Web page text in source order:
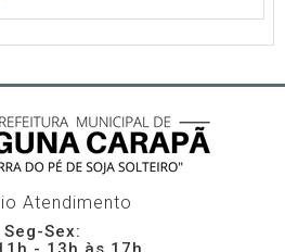
Atendimento
Seg-Sex: